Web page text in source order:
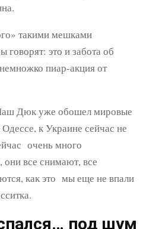
такими мешками
это и забота об
пиар-акция от
Дюк уже обошел мировые
к Украине сейчас не
очень много
все снимают, все
как это мы еще не впали
под шум